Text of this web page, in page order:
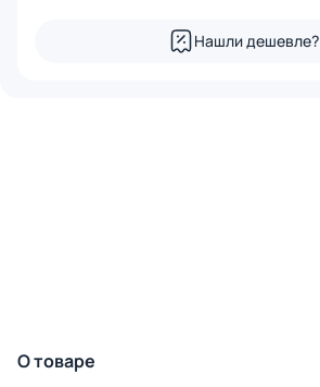
Нашли дешевле?
О товаре